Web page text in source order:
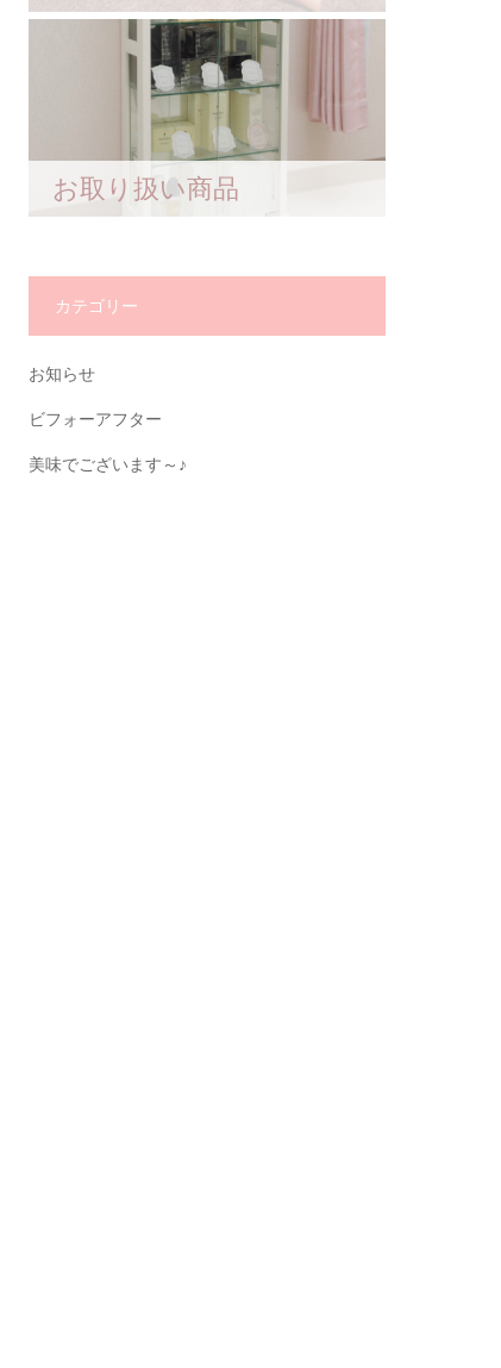
お取り扱い商品
カテゴリー
お知らせ
ビフォーアフター
美味でございます～♪